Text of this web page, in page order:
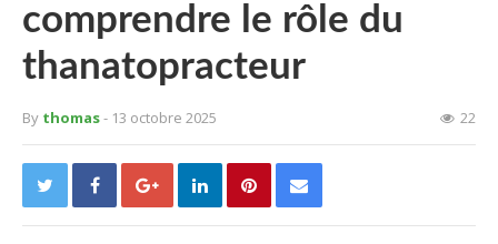
comprendre le rôle du
thanatopracteur
By thomas- 13 octobre 2025 22